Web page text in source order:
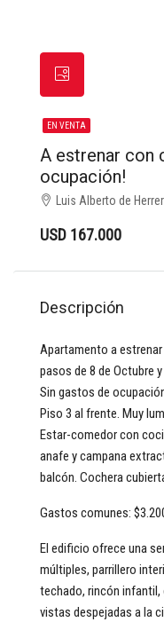
EN VENTA
A estrenar con
ocupación!
Luis Alberto de
USD 167.000
Descripción
Apartamento a
pasos de 8 de Octubre
Sin gastos de
Piso 3 al frente. Muy
Estar-comedor con
anafe y campana
balcón. Cochera
Gastos comunes:
El edificio ofrece una
múltiples, parrillero
techado, rincón infantil,
vistas despejadas a la